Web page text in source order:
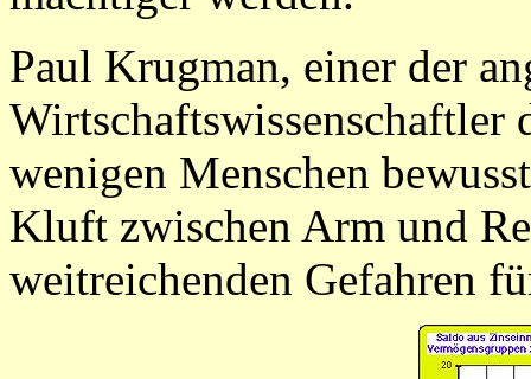
Paul Krugman, einer der
Wirtschaftswissenschaftler
wenigen Menschen
Kluft zwischen Arm und
weitreichenden Gefahren